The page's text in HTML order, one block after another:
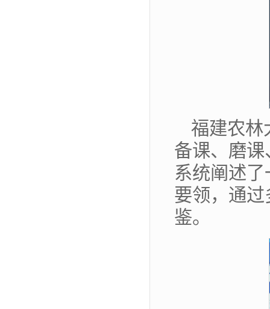
福建农林
备课、磨
系统阐述
要领，通
鉴。